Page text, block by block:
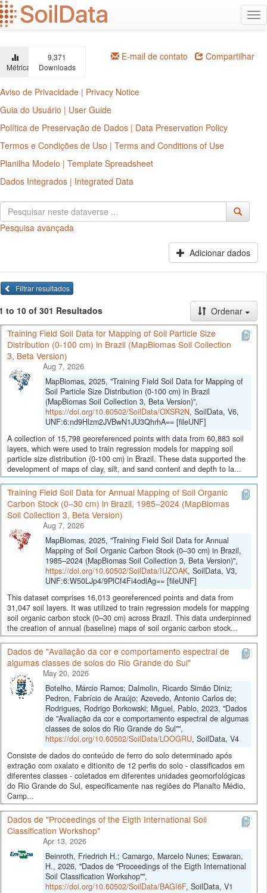
Ir
para
o
principal
Métricas
9,371
Downloads
E-mail de contato Compartilhar
Aviso de Privacidade | Privacy Notice
Guia do Usuário | User Guide
Política de Preservação de Dados | Data Preservation Policy
Termos e Condições de Uso | Terms and Conditions of Use
Planilha Modelo | Template Spreadsheet
Dados Integrados | Integrated Data
Pesquisa avançada
Adicionar dados
Filtrar resultados
to 10 of 301 Resultados
Ordenar
Training Field Soil Data for Mapping of Soil Particle Size
Distribution (0-100 cm) in Brazil (MapBiomas Soil Collection
3, Beta Version)
Aug 7, 2026
MapBiomas, 2025, "Training Field Soil Data for Mapping of
Soil Particle Size Distribution (0-100 cm) in Brazil
(MapBiomas Soil Collection 3, Beta Version)",
https://doi.org/10.60502/SoilData/OXSR2N, SoilData, V6,
UNF:6:nd9Hlzm2JVBwN1JU3QhrhA== [fileUNF]
A collection of 15,798 georeferenced points with data from 60,883 soil
layers, which were used to train regression models for mapping soil
particle size distribution (0-100 cm) in Brazil. These data supported the
development of maps of clay, silt, and sand content and depth to la...
Training Field Soil Data for Annual Mapping of Soil Organic
Carbon Stock (0–30 cm) in Brazil, 1985–2024 (MapBiomas
Soil Collection 3, Beta Version)
Aug 7, 2026
MapBiomas, 2025, "Training Field Soil Data for Annual
Mapping of Soil Organic Carbon Stock (0–30 cm) in Brazil,
1985–2024 (MapBiomas Soil Collection 3, Beta Version)",
https://doi.org/10.60502/SoilData/IUZOAK, SoilData, V3,
UNF:6:W50LJp4/9PlCf4Fi4odlAg== [fileUNF]
This dataset comprises 16,013 georeferenced points and data from
31,047 soil layers. It was utilized to train regression models for mapping
soil organic carbon stock (0–30 cm) across Brazil. This data underpinned
the creation of annual (baseline) maps of soil organic carbon stock...
Dados de "Avaliação da cor e comportamento espectral de
algumas classes de solos do Rio Grande do Sul"
May 20, 2026
Botelho, Márcio Ramos; Dalmolin, Ricardo Simão Diniz;
Pedron, Fabrício de Araújo; Azevedo, Antonio Carlos de;
Rodrigues, Rodrigo Borkowski; Miguel, Pablo, 2023, "Dados
de "Avaliação da cor e comportamento espectral de algumas
classes de solos do Rio Grande do Sul"",
https://doi.org/10.60502/SoilData/LOOGRU, SoilData, V4
Consiste de dados do conteúdo de ferro do solo determinado após
extração com oxalato e ditionito de 12 perfis do solo - classificados em
diferentes classes - coletados em diferentes unidades geomorfológicas
do Rio Grande do Sul, especificamente nas regiões do Planalto Médio,
Camp...
Dados de "Proceedings of the Eigth International Soil
Classification Workshop"
Apr 13, 2026
Beinroth, Friedrich H.; Camargo, Marcelo Nunes; Eswaran,
H., 2026, "Dados de "Proceedings of the Eigth International
Soil Classification Workshop"",
https://doi.org/10.60502/SoilData/BAGI6F, SoilData, V1